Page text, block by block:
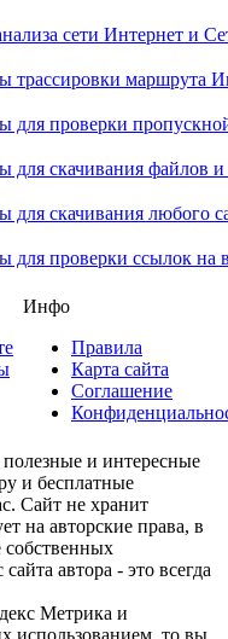
сети Интернет и
трассировки маршрута
проверки
для скачивания файлов
для скачивания любого
проверки ссылок на
Инфо
Правила
Карта сайта
Соглашение
полезные и интересные
и бесплатные
Сайт не хранит
на авторские права, в
собственных
автора - это всегда
Метрика и
использованием, то вы